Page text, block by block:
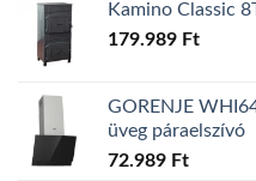
Kamino Classic
179.989 Ft
GORENJE
üveg páraelszívó
72.989 Ft